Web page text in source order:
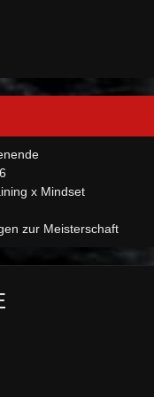
x Mindset
zur Meisterschaft